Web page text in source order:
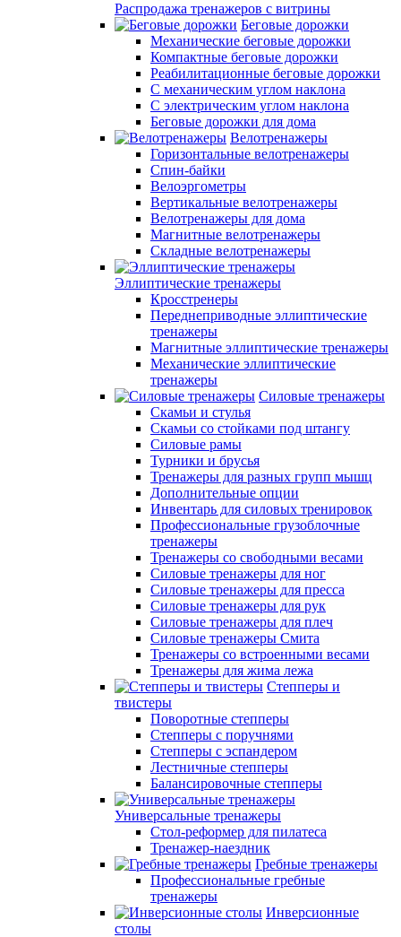
Распродажа тренажеров с витрины
Беговые дорожки
Механические беговые дорожки
Компактные беговые дорожки
Реабилитационные беговые дорожки
С механическим углом наклона
С электрическим углом наклона
Беговые дорожки для дома
Велотренажеры
Горизонтальные велотренажеры
Спин-байки
Велоэргометры
Вертикальные велотренажеры
Велотренажеры для дома
Магнитные велотренажеры
Складные велотренажеры
Эллиптические тренажеры
Кросстренеры
Переднеприводные эллиптические
тренажеры
Магнитные эллиптические тренажеры
Механические эллиптические
тренажеры
Силовые тренажеры
Скамьи и стулья
Скамьи со стойками под штангу
Силовые рамы
Турники и брусья
Тренажеры для разных групп мышц
Дополнительные опции
Инвентарь для силовых тренировок
Профессиональные грузоблочные
тренажеры
Тренажеры со свободными весами
Силовые тренажеры для ног
Силовые тренажеры для пресса
Силовые тренажеры для рук
Силовые тренажеры для плеч
Силовые тренажеры Смита
Тренажеры со встроенными весами
Тренажеры для жима лежа
Степперы и
твистеры
Поворотные степперы
Степперы с поручнями
Степперы с эспандером
Лестничные степперы
Балансировочные степперы
Универсальные тренажеры
Стол-реформер для пилатеса
Тренажер-наездник
Гребные тренажеры
Профессиональные гребные
тренажеры
Инверсионные
столы